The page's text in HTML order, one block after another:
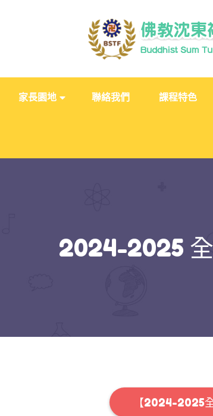
家長園地 聯絡我們 課程特色
2024-2025
【2024-2025